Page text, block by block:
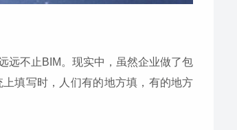
远不止BIM。现实中，虽然企业做了包
填写时，人们有的地方填，有的地方